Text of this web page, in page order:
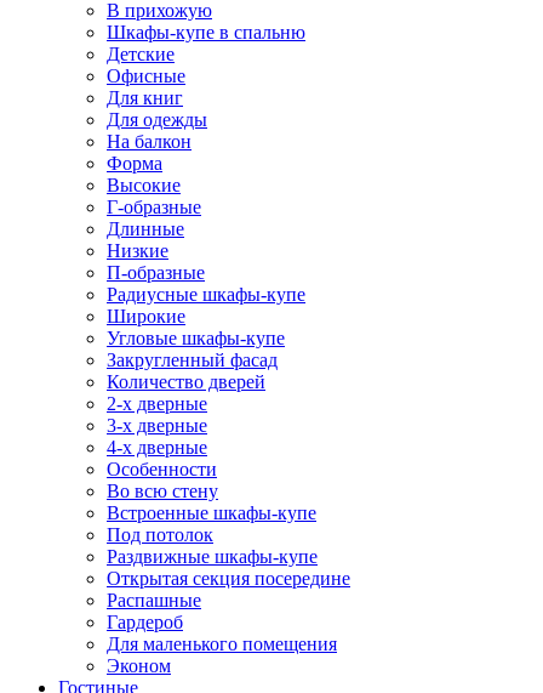
В прихожую
Шкафы-купе в спальню
Детские
Офисные
Для книг
Для одежды
На балкон
Форма
Высокие
Г-образные
Длинные
Низкие
П-образные
Радиусные шкафы-купе
Широкие
Угловые шкафы-купе
Закругленный фасад
Количество дверей
2-х дверные
3-х дверные
4-х дверные
Особенности
Во всю стену
Встроенные шкафы-купе
Под потолок
Раздвижные шкафы-купе
Открытая секция посередине
Распашные
Гардероб
Для маленького помещения
Эконом
Гостиные